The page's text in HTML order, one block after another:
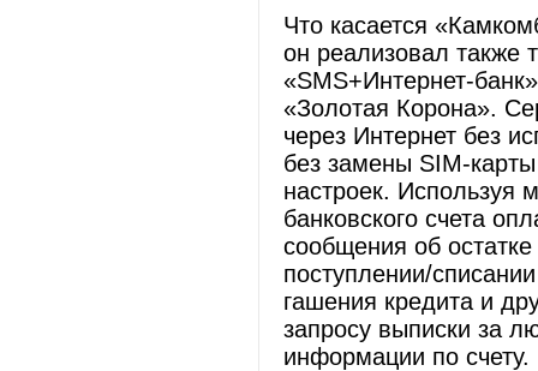
Что касается
он реализовал также
«SMS+Интернет-
«Золотая Корона».
через Интернет без
без замены SIM-
настроек. Используя
банковского счета
сообщения об
поступлении/
гашения кредита и
запросу выписки за
информации по счету.